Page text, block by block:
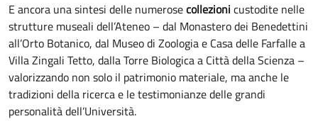
E ancora una sintesi delle numerosecollezioni custodite nelle
strutture museali dell’Ateneo – dal Monastero dei Benedettini
all’Orto Botanico, dal Museo di Zoologia e Casa delle Farfalle a
Villa Zingali Tetto, dalla Torre Biologica a Città della Scienza –
valorizzando non solo il patrimonio materiale, ma anche le
tradizioni della ricerca e le testimonianze delle grandi
personalità dell’Università.